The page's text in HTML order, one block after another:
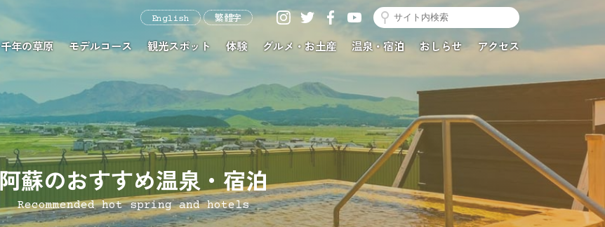
千年の草原 モデルコース 観光スポット 体験 グルメ・お土産 温泉・宿泊 おしらせ アクセス
English 繁體字
阿蘇のおすすめ温泉・宿泊
Recommended hot spring and hotels